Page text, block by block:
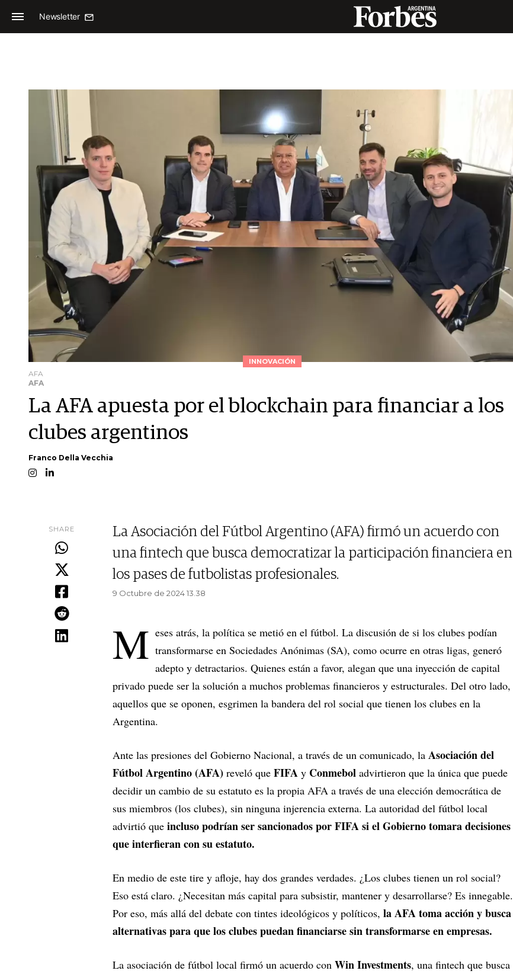
Newsletter
INNOVACIÓN
AFA
AFA
La AFA apuesta por el blockchain para financiar a los
clubes argentinos
Franco Della Vecchia
SHARE
La Asociación del Fútbol Argentino (AFA) firmó un acuerdo con
una fintech que busca democratizar la participación financiera en
los pases de futbolistas profesionales.
9 Octubre de 2024 13.38
M eses atrás, la política se metió en el fútbol. La discusión de si los clubes podían
transformarse en Sociedades Anónimas (SA), como ocurre en otras ligas, generó
adepto y detractarios. Quienes están a favor, alegan que una inyección de capital
privado puede ser la solución a muchos problemas financieros y estructurales. Del otro lado,
aquellos que se oponen, esgrimen la bandera del rol social que tienen los clubes en la
Argentina.
Ante las presiones del Gobierno Nacional, a través de un comunicado, la Asociación del
Fútbol Argentino (AFA) reveló que FIFA y Conmebol advirtieron que la única que puede
decidir un cambio de su estatuto es la propia AFA a través de una elección democrática de
sus miembros (los clubes), sin ninguna injerencia externa. La autoridad del fútbol local
advirtió que incluso podrían ser sancionados por FIFA si el Gobierno tomara decisiones
que interfieran con su estatuto.
En medio de este tire y afloje, hay dos grandes verdades. ¿Los clubes tienen un rol social?
Eso está claro. ¿Necesitan más capital para subsistir, mantener y desarrollarse? Es innegable.
Por eso, más allá del debate con tintes ideológicos y políticos, la AFA toma acción y busca
alternativas para que los clubes puedan financiarse sin transformarse en empresas.
La asociación de fútbol local firmó un acuerdo con Win Investments, una fintech que busca